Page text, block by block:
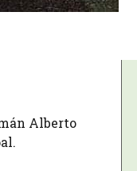
Alberto